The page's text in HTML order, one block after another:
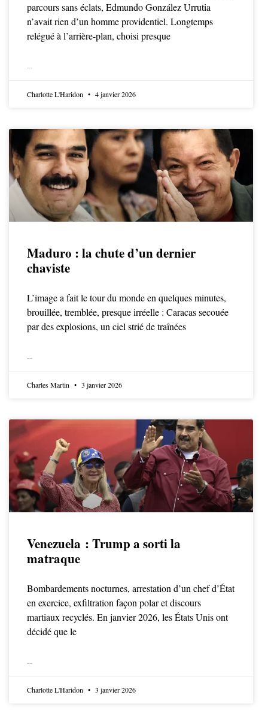
parcours sans éclats, Edmundo González Urrutia
n’avait rien d’un homme providentiel. Longtemps
relégué à l’arrière-plan, choisi presque
Charlotte L'Haridon 4 janvier 2026
Maduro : la chute d’un dernier
chaviste
L’image a fait le tour du monde en quelques minutes,
brouillée, tremblée, presque irréelle : Caracas secouée
par des explosions, un ciel strié de traînées
Charles Martin 3 janvier 2026
Venezuela : Trump a sorti la
matraque
Bombardements nocturnes, arrestation d’un chef d’État
en exercice, exfiltration façon polar et discours
martiaux recyclés. En janvier 2026, les États Unis ont
décidé que le
Charlotte L'Haridon 3 janvier 2026